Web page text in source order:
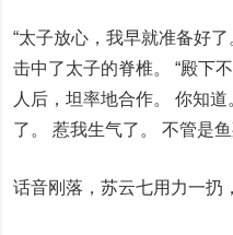
“太子放心，我早就准备好
击中了太子的脊椎。 “殿下
人后，坦率地合作。 你知
了。 惹我生气了。 不管是
话音刚落，苏云七用力一扔